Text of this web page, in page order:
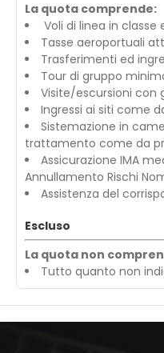
La quota comprende:
Voli di linea in
Tasse aeroportuali
Trasferimenti ed
Tour di gruppo
Visite/escursioni con
Ingressi ai siti come
Sistemazione in
trattamento come da
Assicurazione IMA
Annullamento Rischi
Assistenza del
Escluso
La quota non
Tutto quanto non